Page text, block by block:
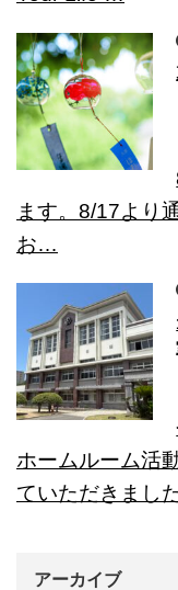
ます。8/17より
お…
ホームルーム活
ていただきまし
アーカイブ